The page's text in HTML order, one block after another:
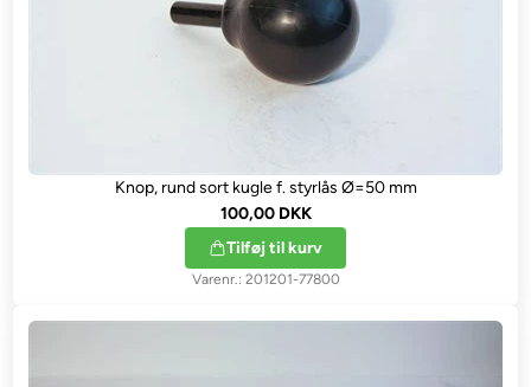
Knop, rund sort kugle f. styrlås Ø=50 mm
100,00 DKK
Tilføj til kurv
201201-77800